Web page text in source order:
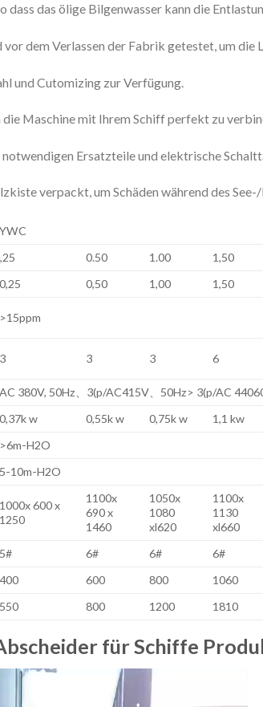
dass das ölige Bilgenwasser kann die
dem Verlassen der Fabrik getestet, um die
und Cutomizing zur Verfügung.
Maschine mit Ihrem Schiff perfekt zu
Ersatzteile und elektrische
verpackt, um Schäden während des
YWC
0.50 1.00 1,50
0,25 0,50 1,00 1,50
>15ppm
3 3 3 6
AC 380V, 50Hz、3(p/AC415V、50Hz> 3(p/AC
0,37k w 0,55k w 0,75k w 1,1 kw
>6m-H2O
5-10m-H2O
1000x 600 x
1250
1100x
690 x
1460
1050x
1080
xl620
1100x
1130
xl660
5# 6# 6# 6#
400 600 800 1060
550 800 1200 1810
für Schiffe